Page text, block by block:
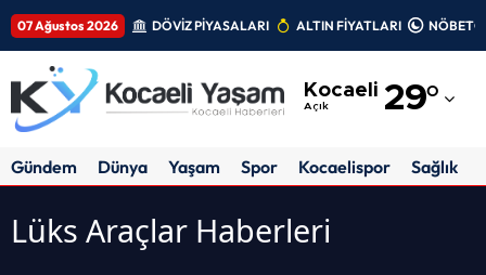
07 Ağustos 2026 DÖVİZ PİYASALARI ALTIN FİYATLARI
Kocaeli
Açık 29°
Adıyaman
Amasya
Gündem Dünya Yaşam Spor Kocaelispor Sağlık
Lüks Araçlar Haberleri